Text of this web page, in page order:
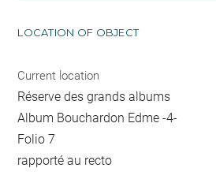
LOCATION OF OBJECT
Current location
Réserve des grands albums
Album Bouchardon Edme -4-
Folio 7
rapporté au recto